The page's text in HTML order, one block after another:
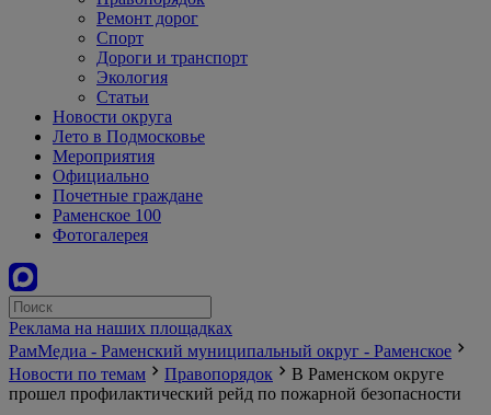
Ремонт дорог
Спорт
Дороги и транспорт
Экология
Статьи
Новости округа
Лето в Подмосковье
Мероприятия
Официально
Почетные граждане
Раменское 100
Фотогалерея
Реклама на наших площадках
РамМедиа - Раменский муниципальный округ - Раменское
Новости по темам
Правопорядок
В Раменском округе
прошел профилактический рейд по пожарной безопасности